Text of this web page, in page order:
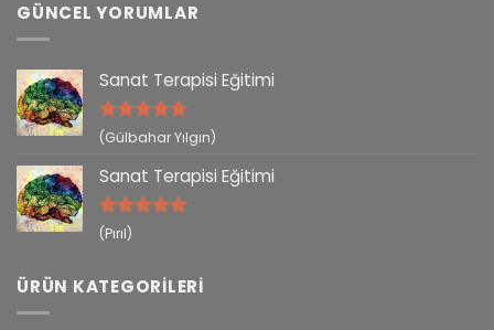
GÜNCEL YORUMLAR
Sanat Terapisi Eğitimi
5 üzerinden
(Gülbahar Yılgın)
Sanat Terapisi Eğitimi
5 üzerinden
(Pırıl)
ÜRÜN KATEGORILERI